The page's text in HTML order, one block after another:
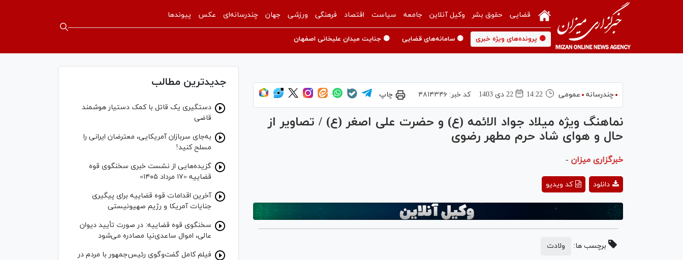
قضایی حقوق بشر وکیل آنلاین جامعه سیاست اقتصاد فرهنگی ورزشی جهان چندرسانه‌ای عکس پیوندها
🟡 پرونده‌های ویژه خبری 🟡 سامانه‌های قضایی 🟡 جنایت میدان علیخانی اصفهان
چندرسانه عمومی 14:22 22 دی 1403 کد خبر: ۴۸۱۴۳۴۶ چاپ
نماهنگ ویژه میلاد جواد الائمه (ع) و حضرت علی اصغر (ع) / تصاویر از
حال و هوای شاد حرم مطهر رضوی
خبرگزاری میزان -
Video
کد ویدیو دانلود
برچسب ها: ولادت
جدیدترین مطالب
دستگیری یک قاتل با کمک دستیار هوشمند
قاضی
به‌جای سربازان آمریکایی، معترضان ایرانی را
مسلح کنید!
گزیده‌هایی از نشست خبری سخنگوی قوه
قضاییه «۱۷ مرداد ۱۴۰۵»
آخرین اقدامات قوه قضاییه برای پیگیری
جنایات آمریکا و رژیم صهیونیستی
سخنگوی قوه قضاییه: در صورت تأیید دیوان
عالی، اموال ساعدی‌نیا مصادره می‌شود
فیلم کامل گفت‌وگوی رئیس‌جمهور با مردم در